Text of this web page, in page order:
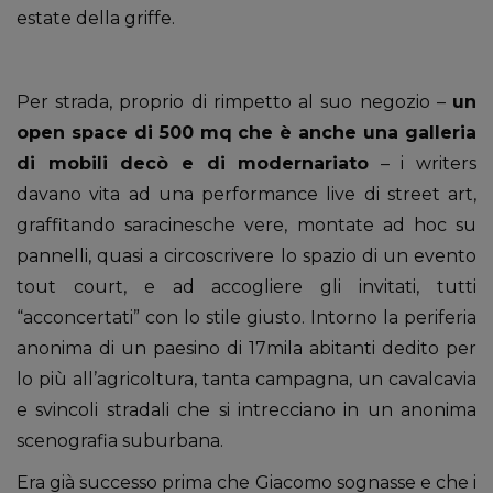
estate della griffe.
Per strada, proprio di rimpetto al suo negozio – un
open space di 500 mq che è anche una galleria
di mobili decò e di modernariato – i writers
davano vita ad una performance live di street art,
graffitando saracinesche vere, montate ad hoc su
pannelli, quasi a circoscrivere lo spazio di un evento
tout court, e ad accogliere gli invitati, tutti
“acconcertati” con lo stile giusto. Intorno la periferia
anonima di un paesino di 17mila abitanti dedito per
lo più all’agricoltura, tanta campagna, un cavalcavia
e svincoli stradali che si intrecciano in un anonima
scenografia suburbana.
Era già successo prima che Giacomo sognasse e che i